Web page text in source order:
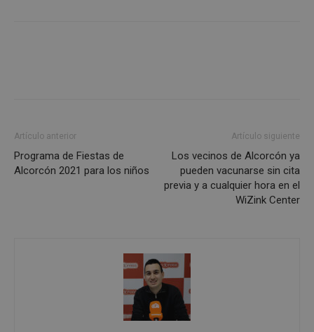
Artículo anterior
Programa de Fiestas de
Alcorcón 2021 para los niños
Artículo siguiente
Los vecinos de Alcorcón ya
pueden vacunarse sin cita
previa y a cualquier hora en el
WiZink Center
Cookies de preferencias
Cookies de funcionalidad
Cookies no clasificadas
Las cookies estrictamente necesarias permiten la